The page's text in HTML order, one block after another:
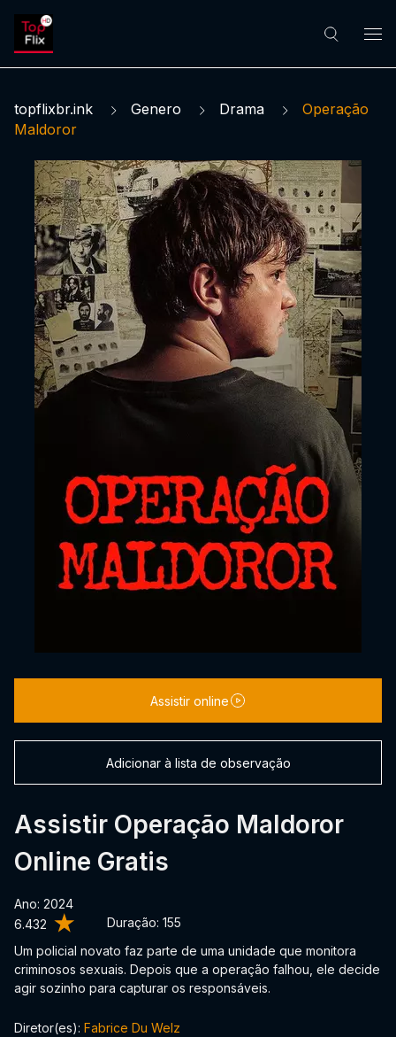
topflixbr.ink Genero Drama
Operação
Maldoror
6.432 Duração: 155
Assistir Operação Maldoror
Online Gratis
Ano: 2024
Um policial novato faz parte de uma unidade que monitora
criminosos sexuais. Depois que a operação falhou, ele decide
agir sozinho para capturar os responsáveis.
Assistir online
Adicionar à lista de observação
Diretor(es): Fabrice Du Welz